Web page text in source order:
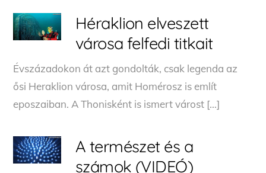
Héraklion elveszett
városa felfedi titkait
Évszázadokon át azt gondolták, csak legenda az
ősi Heraklion városa, amit Homérosz is említ
eposzaiban. A Thonisként is ismert várost […]
A természet és a
számok (VIDEÓ)